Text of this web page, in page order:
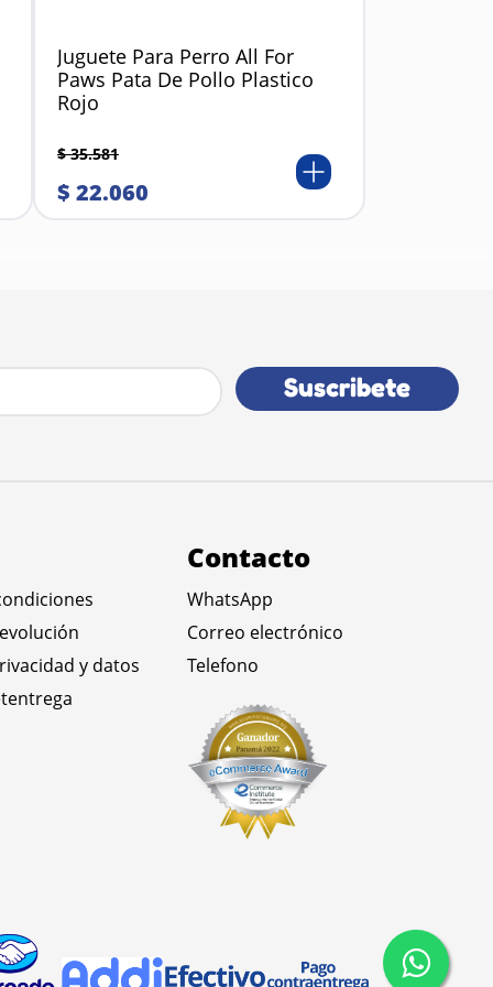
Juguete Para Perro All For
Paws Pata De Pollo Plastico
Rojo
$ 35.581
$ 22.060
Suscribete
y datos
Contacto
WhatsApp
Correo electrónico
Telefono